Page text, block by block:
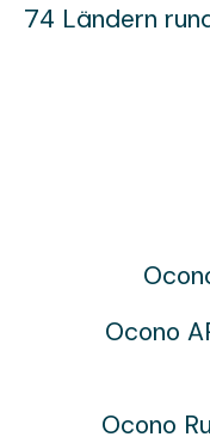
74 Ländern
Ocono
Ocono